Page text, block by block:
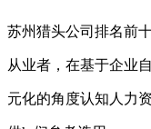
苏州猎头公司排名前
从业者，在基于企业
元化的角度认知人力